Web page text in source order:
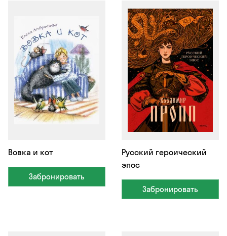
Вовка и кот
Забронировать
Русский героический
эпос
Забронировать